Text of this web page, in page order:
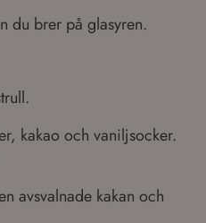
du brer på glasyren.
kakao och vaniljsocker.
avsvalnade kakan och